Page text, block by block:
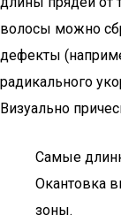
волосы можно
дефекты
радикального
Визуально
Самые
Окантовка
зоны.